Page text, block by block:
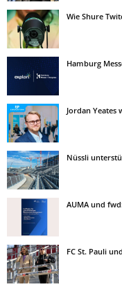
Wie Shure
Hamburg
Jordan Yeates
Nüssli
AUMA und
FC St. Pauli